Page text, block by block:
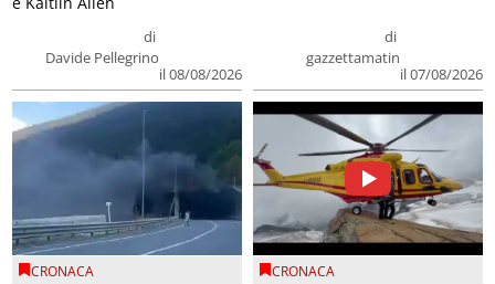
di
Davide Pellegrino
il 08/08/2026
di
gazzettamatin
il 07/08/2026
CRONACA CRONACA